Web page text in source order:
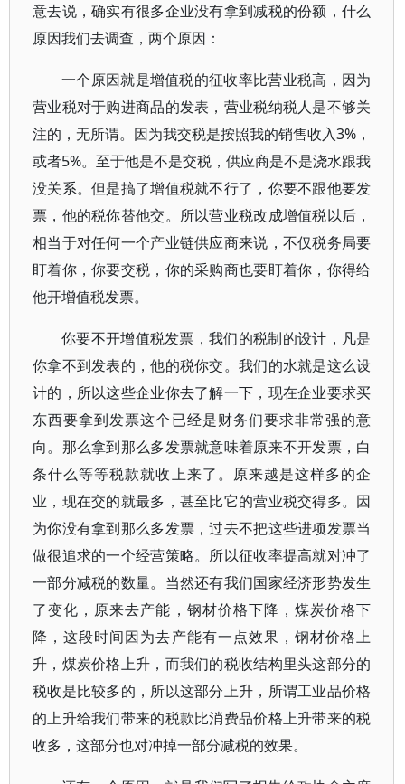
意去说，确实有很多企业没有拿到减税的份额，什么
原因我们去调查，两个原因：
一个原因就是增值税的征收率比营业税高，因为
营业税对于购进商品的发表，营业税纳税人是不够关
注的，无所谓。因为我交税是按照我的销售收入3%，
或者5%。至于他是不是交税，供应商是不是浇水跟我
没关系。但是搞了增值税就不行了，你要不跟他要发
票，他的税你替他交。所以营业税改成增值税以后，
相当于对任何一个产业链供应商来说，不仅税务局要
盯着你，你要交税，你的采购商也要盯着你，你得给
他开增值税发票。
你要不开增值税发票，我们的税制的设计，凡是
你拿不到发表的，他的税你交。我们的水就是这么设
计的，所以这些企业你去了解一下，现在企业要求买
东西要拿到发票这个已经是财务们要求非常强的意
向。那么拿到那么多发票就意味着原来不开发票，白
条什么等等税款就收上来了。原来越是这样多的企
业，现在交的就最多，甚至比它的营业税交得多。因
为你没有拿到那么多发票，过去不把这些进项发票当
做很追求的一个经营策略。所以征收率提高就对冲了
一部分减税的数量。当然还有我们国家经济形势发生
了变化，原来去产能，钢材价格下降，煤炭价格下
降，这段时间因为去产能有一点效果，钢材价格上
升，煤炭价格上升，而我们的税收结构里头这部分的
税收是比较多的，所以这部分上升，所谓工业品价格
的上升给我们带来的税款比消费品价格上升带来的税
收多，这部分也对冲掉一部分减税的效果。